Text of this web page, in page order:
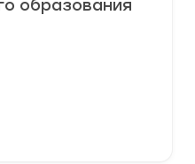
образования